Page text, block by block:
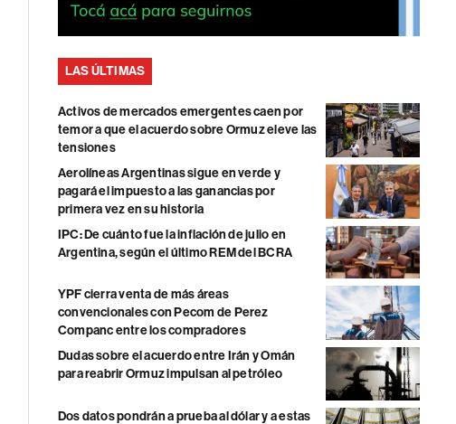
LAS ÚLTIMAS
Activos de mercados emergentes caen por
temor a que el acuerdo sobre Ormuz eleve las
tensiones
Aerolíneas Argentinas sigue en verde y
pagará el impuesto a las ganancias por
primera vez en su historia
IPC: De cuánto fue la inflación de julio en
Argentina, según el último REM del BCRA
YPF cierra venta de más áreas
convencionales con Pecom de Perez
Companc entre los compradores
Dudas sobre el acuerdo entre Irán y Omán
para reabrir Ormuz impulsan al petróleo
Dos datos pondrán a prueba al dólar y a estas